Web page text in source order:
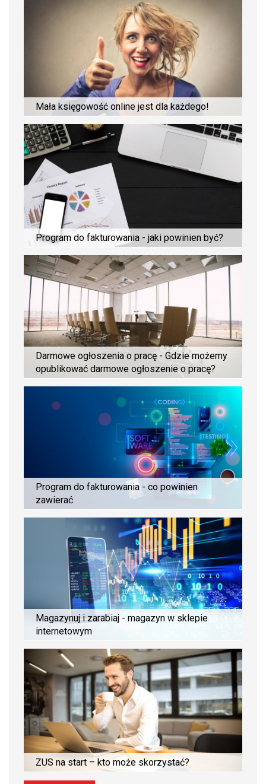
Mała księgowość online jest dla każdego!
Program do fakturowania - jaki powinien być?
Darmowe ogłoszenia o pracę - Gdzie możemy
opublikować darmowe ogłoszenie o pracę?
Program do fakturowania - co powinien
zawierać
Magazynuj i zarabiaj - magazyn w sklepie
internetowym
ZUS na start – kto może skorzystać?